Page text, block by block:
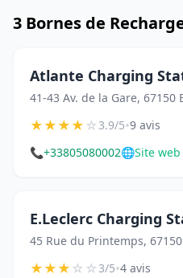
3 Bornes de
Atlante Charging
41-43 Av. de la Gare, 67150
★★★★☆3.9/5•9 avis
📞+33805080002🌐Site web
E.Leclerc Charging
45 Rue du Printemps,
★★★☆☆3/5•4 avis